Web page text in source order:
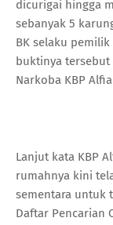
dicurigai hingga
sebanyak 5
BK selaku
buktinya tersebut
Narkoba KBP
Lanjut kata KBP
rumahnya kini
sementara untuk
Daftar Pencarian